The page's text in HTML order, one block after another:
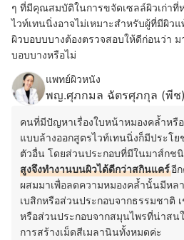
ๆ ที่มีคุณสมบัติในการขจัดเซลล์ผิวเก่าที่
ไวท์เทนนิ่งอาจไม่เหมาะสำหรับผู้ที่มีผิว
ผิวบอบบบางต้องตรวจสอบให้ดีก่อนว่า
บอบบางหรือไม่
แพทย์ผิวหนัง
พญ.ศุภกมล ฉัตรศุภกุล (พีช)
คนที่มีปัญหาเรื่องใบหน้าหมองคล้ำหรื
แบบล้างออกสูตรไวท์เทนนิ่งก็มีประโ
ตัวอื่น โดยส่วนประกอบที่มีในมาส์กชนิ
สูงจึงทำงานบนผิวได้ดีกว่าสกินแคร์อี
ผสมมาเพื่อลดความหมองคล้ำนั้นมีห
เบสิกหรือส่วนประกอบจากธรรมชาติ
หรือส่วนประกอบจากสมุนไพรที่น่าสน
การสร้างเม็ดสีเมลานินทั้งหมดค่ะ